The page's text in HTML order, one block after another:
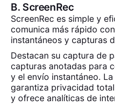
B. ScreenRec
ScreenRec es simple y
comunica más rápido
instantáneos y capturas
Destacan su captura de
capturas anotadas para
y el envío instantáneo.
garantiza privacidad
y ofrece analíticas de